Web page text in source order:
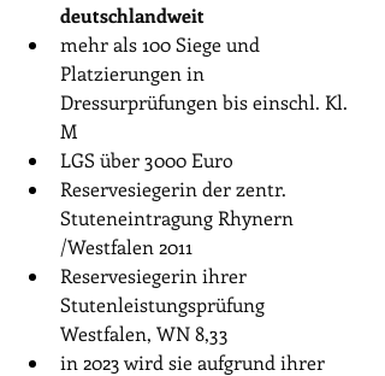
deutschlandweit
mehr als 100 Siege und
Platzierungen in
Dressurprüfungen bis einschl. Kl.
M
LGS über 3000 Euro
Reservesiegerin der zentr.
Stuteneintragung Rhynern
/Westfalen 2011
Reservesiegerin ihrer
Stutenleistungsprüfung
Westfalen, WN 8,33
in 2023 wird sie aufgrund ihrer